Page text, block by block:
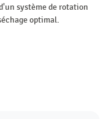
système de rotation
optimal.